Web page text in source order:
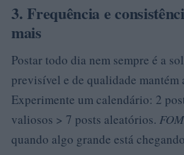
3. Frequência e
mais
Postar todo dia nem sempre é a
previsível e de qualidade mantém
Experimente um calendário: 2
valiosos > 7 posts aleatórios.
quando algo grande está